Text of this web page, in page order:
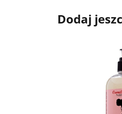
Dodaj